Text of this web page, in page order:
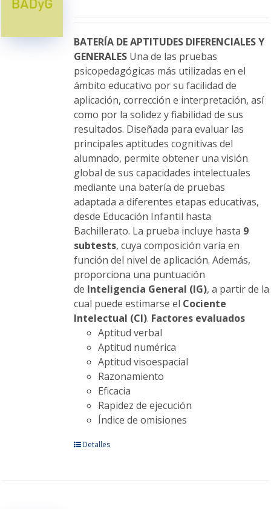
elegir
en
la
página
de
producto
BATERÍA DE APTITUDES DIFERENCIALES Y
GENERALESUna de las pruebas
psicopedagógicas más utilizadas en el
ámbito educativo por su facilidad de
aplicación, corrección e interpretación, así
como por la solidez y fiabilidad de sus
resultados. Diseñada para evaluar las
principales aptitudes cognitivas del
alumnado, permite obtener una visión
global de sus capacidades intelectuales
mediante una batería de pruebas
adaptada a diferentes etapas educativas,
desde Educación Infantil hasta
Bachillerato. La prueba incluye hasta 9
subtests, cuya composición varía en
función del nivel de aplicación. Además,
proporciona una puntuación
de Inteligencia General (IG), a partir de la
cual puede estimarse el Cociente
Intelectual (CI). Factores evaluados
Aptitud verbal
Aptitud numérica
Aptitud visoespacial
Razonamiento
Eficacia
Rapidez de ejecución
Índice de omisiones
EsteDetalles